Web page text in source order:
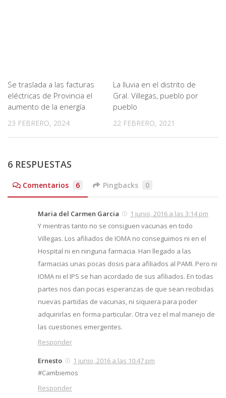
Se traslada a las facturas
eléctricas de Provincia el
aumento de la energía
23 FEBRERO, 2024
La lluvia en el distrito de
Gral. Villegas, pueblo por
pueblo
22 FEBRERO, 2021
6 RESPUESTAS
Comentarios 6 Pingbacks 0
Maria del Carmen Garcia
1 junio, 2016 a las 3:14 pm
Y mientras tanto no se consiguen vacunas en todo
Villegas. Los afiliados de IOMA no conseguimos ni en el
Hospital ni en ninguna farmacia. Han llegado a las
farmacias unas pocas dosis para afiliados al PAMI. Pero ni
IOMA ni el IPS se han acordado de sus afiliados. En todas
partes nos dan pocas esperanzas de que sean recibidas
nuevas partidas de vacunas, ni siquiera para poder
adquirirlas en forma particular. Otra vez el mal manejo de
las cuestiones emergentes.
Responder
Ernesto
1 junio, 2016 a las 10:47 pm
#Cambiemos
Responder